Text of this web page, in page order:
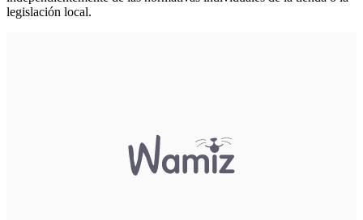
legislación local.